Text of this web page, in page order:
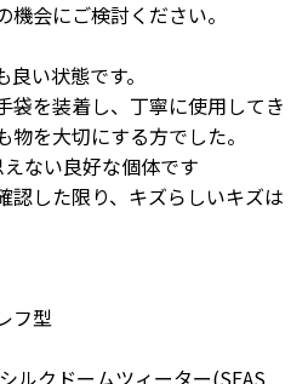
会にご検討ください。
い状態です。
袋を装着し、丁寧に使用してき
を大切にする方でした。
ない良好な個体です
認した限り、キズらしいキズは
フ型
ルクドームツィーター(SEAS